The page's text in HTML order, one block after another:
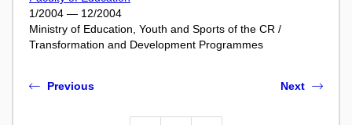
1/2004 — 12/2004
Ministry of Education, Youth and Sports of the CR /
Transformation and Development Programmes
Previous Next